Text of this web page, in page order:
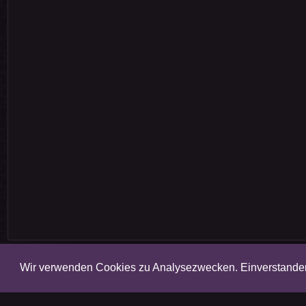
Wir verwenden Cookies zu Analysezwecken.